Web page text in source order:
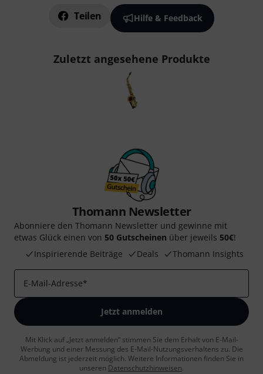
Teilen Hilfe & Feedback
Zuletzt angesehene Produkte
Thomann Newsletter
Abonniere den Thomann Newsletter und gewinne mit
etwas Glück einen von 50 Gutscheinen über jeweils 50€!
Inspirierende Beiträge
Deals Thomann Insights
E-Mail-Adresse*
Jetzt anmelden
Mit Klick auf „Jetzt anmelden“ stimmen Sie dem Erhalt von E-Mail-
Werbung und einer Messung des E-Mail-Nutzungsverhaltens zu. Die
Abmeldung ist jederzeit möglich. Weitere Informationen finden Sie in
unseren Datenschutzhinweisen.